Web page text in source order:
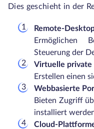
Dies geschieht in der
Remote-
Ermöglichen
Steuerung der
Virtuelle private
Erstellen einen
Webbasierte
Bieten Zugriff
installiert
Cloud-